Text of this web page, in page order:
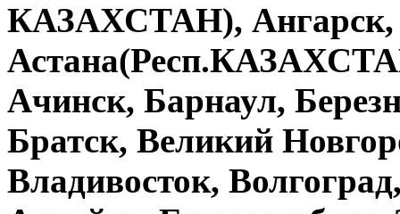
КАЗАХСТАН), Ангарск,
Ачинск, Барнаул,
Братск, Великий
Владивосток,